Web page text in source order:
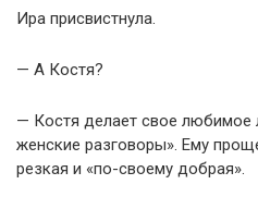
Ира присвистнула.
— А Костя?
— Костя делает свое любимое
женские разговоры». Ему
резкая и «по-своему добрая».